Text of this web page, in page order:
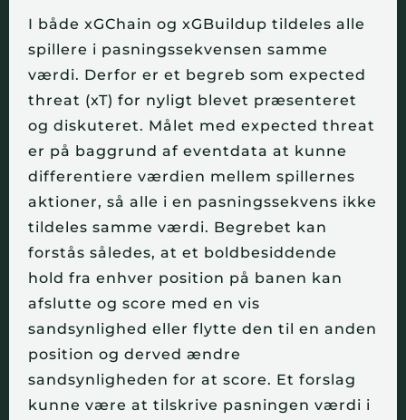
I både xGChain og xGBuildup tildeles alle
spillere i pasningssekvensen samme
værdi. Derfor er et begreb som expected
threat (xT) for nyligt blevet præsenteret
og diskuteret. Målet med expected threat
er på baggrund af eventdata at kunne
differentiere værdien mellem spillernes
aktioner, så alle i en pasningssekvens ikke
tildeles samme værdi. Begrebet kan
forstås således, at et boldbesiddende
hold fra enhver position på banen kan
afslutte og score med en vis
sandsynlighed eller flytte den til en anden
position og derved ændre
sandsynligheden for at score. Et forslag
kunne være at tilskrive pasningen værdi i